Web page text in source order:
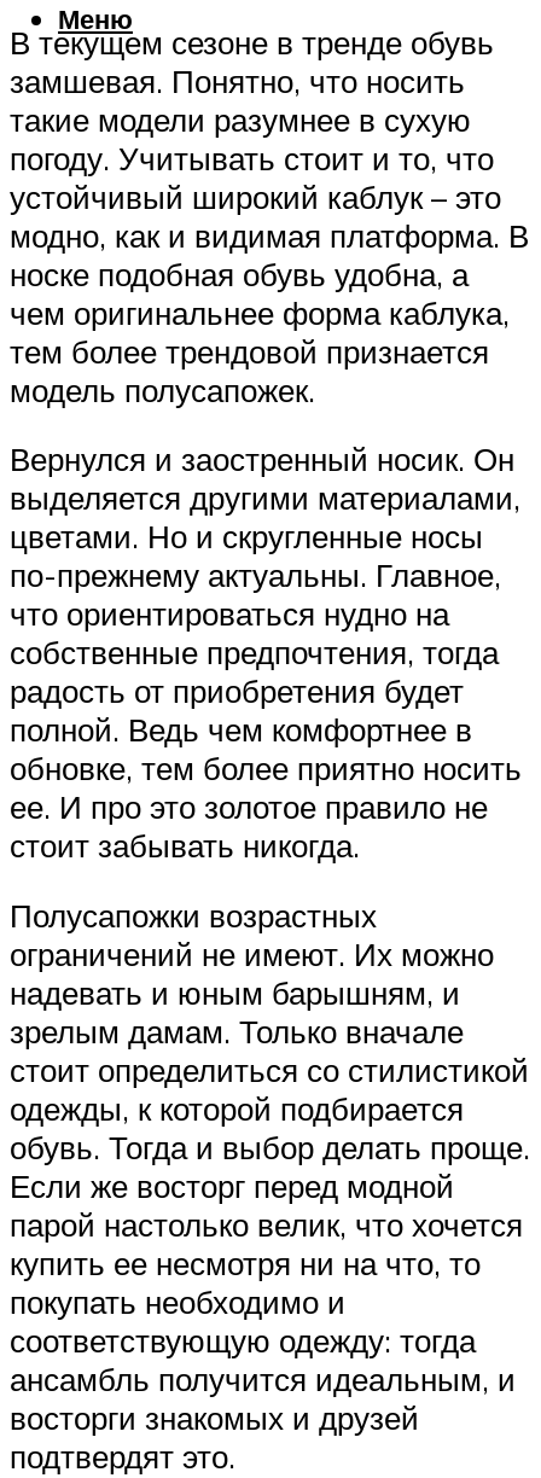
Меню
В текущем сезоне в тренде обувь
замшевая. Понятно, что носить
такие модели разумнее в сухую
погоду. Учитывать стоит и то, что
устойчивый широкий каблук – это
модно, как и видимая платформа. В
носке подобная обувь удобна, а
чем оригинальнее форма каблука,
тем более трендовой признается
модель полусапожек.
Вернулся и заостренный носик. Он
выделяется другими материалами,
цветами. Но и скругленные носы
по-прежнему актуальны. Главное,
что ориентироваться нудно на
собственные предпочтения, тогда
радость от приобретения будет
полной. Ведь чем комфортнее в
обновке, тем более приятно носить
ее. И про это золотое правило не
стоит забывать никогда.
Полусапожки возрастных
ограничений не имеют. Их можно
надевать и юным барышням, и
зрелым дамам. Только вначале
стоит определиться со стилистикой
одежды, к которой подбирается
обувь. Тогда и выбор делать проще.
Если же восторг перед модной
парой настолько велик, что хочется
купить ее несмотря ни на что, то
покупать необходимо и
соответствующую одежду: тогда
ансамбль получится идеальным, и
восторги знакомых и друзей
подтвердят это.